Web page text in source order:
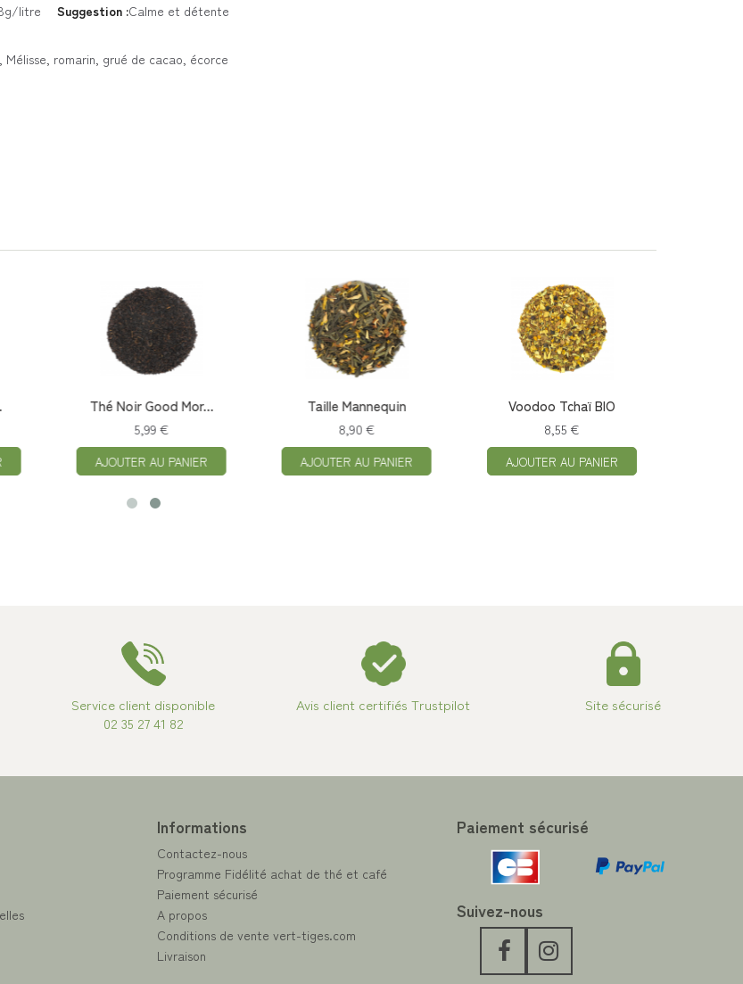
litre Suggestion :Calme et détente
romarin, grué de cacao, écorce
Thé Noir Good Mor...
5,99 €
AJOUTER AU PANIER
Taille Mannequin
8,90 €
AJOUTER AU PANIER
Voodoo Tchaï BIO
8,55 €
AJOUTER AU PANIER
Service client disponible
02 35 27 41 82
Avis client certifiés Trustpilot Site sécurisé
Informations
Contactez-nous
Programme Fidélité achat de thé et café
Paiement sécurisé
A propos
Conditions de vente vert-tiges.com
Livraison
Paiement sécurisé
Suivez-nous